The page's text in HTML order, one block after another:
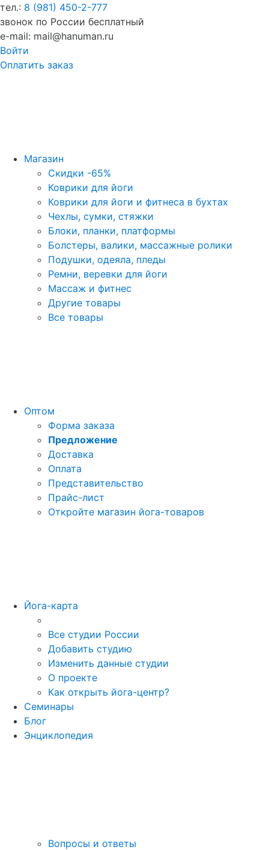
тел.: 8 (981) 450-2-777
звонок по России бесплатный
e-mail: mail@hanuman.ru
Войти
Оплатить заказ
Магазин
Скидки -65%
Коврики для йоги
Коврики для йоги и фитнеса в бухтах
Чехлы, сумки, стяжки
Блоки, планки, платформы
Болстеры, валики, массажные ролики
Подушки, одеяла, пледы
Ремни, веревки для йоги
Массаж и фитнес
Другие товары
Все товары
Оптом
Форма заказа
Предложение
Доставка
Оплата
Представительство
Прайс-лист
Откройте магазин йога-товаров
Йога-карта
Все студии России
Добавить студию
Изменить данные студии
О проекте
Как открыть йога-центр?
Семинары
Блог
Энциклопедия
Вопросы и ответы